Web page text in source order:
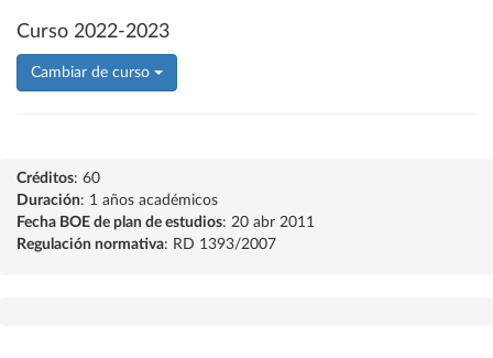
Curso 2022-2023
Cambiar de curso
Créditos: 60
Duración: 1 años académicos
Fecha BOE de plan de estudios: 20 abr 2011
Regulación normativa: RD 1393/2007